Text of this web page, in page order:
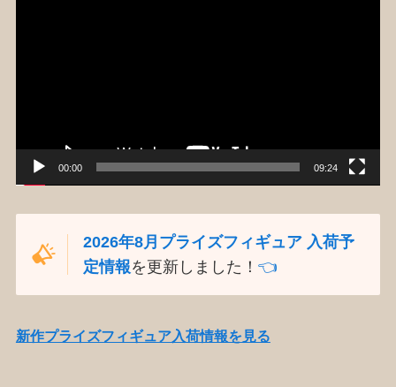
00:00 09:24
2026年8月プライズフィギュア 入荷予
定情報を更新しました！👈️
新作プライズフィギュア入荷情報を見る